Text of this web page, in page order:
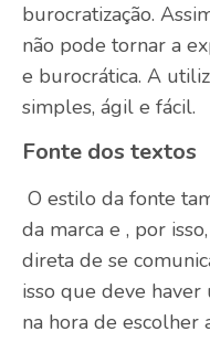
burocratização.
não pode tornar a
e burocrática. A
simples, ágil e fácil.
Fonte dos textos
O estilo da fonte
da marca e , por
direta de se
isso que deve
na hora de escolher